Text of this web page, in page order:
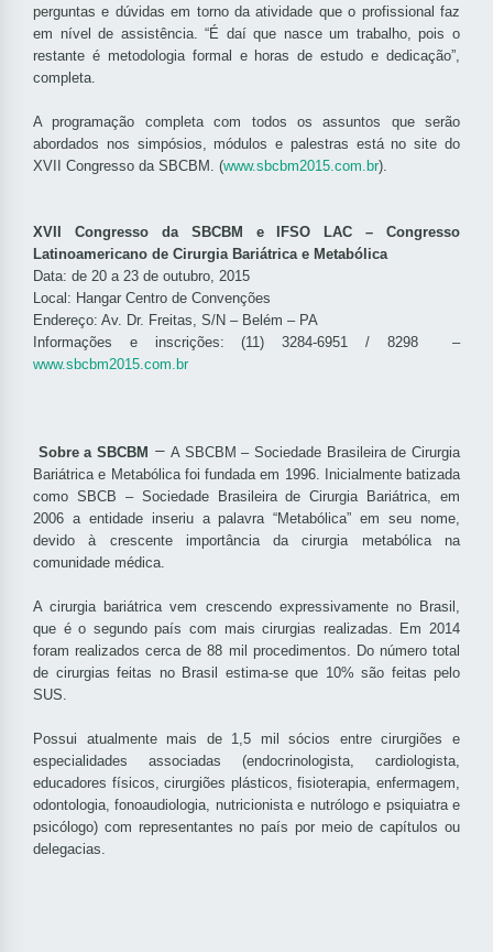
perguntas e dúvidas em torno da atividade que o profissional faz
em nível de assistência. “É daí que nasce um trabalho, pois o
restante é metodologia formal e horas de estudo e dedicação”,
completa.
A programação completa com todos os assuntos que serão
abordados nos simpósios, módulos e palestras está no site do
XVII Congresso da SBCBM. (www.sbcbm2015.com.br).
XVII Congresso da SBCBM e IFSO LAC – Congresso
Latinoamericano de Cirurgia Bariátrica e Metabólica
Data: de 20 a 23 de outubro, 2015
Local: Hangar Centro de Convenções
Endereço: Av. Dr. Freitas, S/N – Belém – PA
Informações e inscrições: (11) 3284-6951 / 8298 –
www.sbcbm2015.com.br
Sobre a SBCBM –A SBCBM – Sociedade Brasileira de Cirurgia
Bariátrica e Metabólica foi fundada em 1996. Inicialmente batizada
como SBCB – Sociedade Brasileira de Cirurgia Bariátrica, em
2006 a entidade inseriu a palavra “Metabólica” em seu nome,
devido à crescente importância da cirurgia metabólica na
comunidade médica.
A cirurgia bariátrica vem crescendo expressivamente no Brasil,
que é o segundo país com mais cirurgias realizadas. Em 2014
foram realizados cerca de 88 mil procedimentos. Do número total
de cirurgias feitas no Brasil estima-se que 10% são feitas pelo
SUS.
Possui atualmente mais de 1,5 mil sócios entre cirurgiões e
especialidades associadas (endocrinologista, cardiologista,
educadores físicos, cirurgiões plásticos, fisioterapia, enfermagem,
odontologia, fonoaudiologia, nutricionista e nutrólogo e psiquiatra e
psicólogo) com representantes no país por meio de capítulos ou
delegacias.